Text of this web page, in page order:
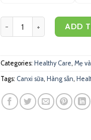
Healthy Care Bổ sungADD
Categories: Healthy Care, Mẹ
Tags: Canxi sữa, Hàng sẵn,